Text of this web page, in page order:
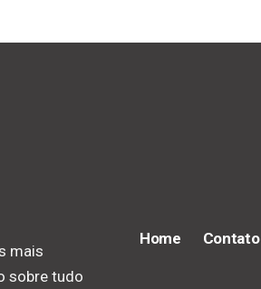
mais
sobre tudo
Home Contato